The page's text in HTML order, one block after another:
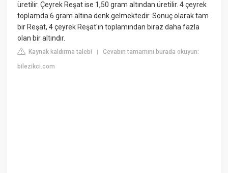
üretilir. Çeyrek Reşat ise 1,50 gram altından üretilir. 4 çeyrek
toplamda 6 gram altına denk gelmektedir. Sonuç olarak tam
bir Reşat, 4 çeyrek Reşat'ın toplamından biraz daha fazla
olan bir altındır.
Kaynak kaldırma talebi |Cevabın tamamını burada okuyun:
bilezikci.com